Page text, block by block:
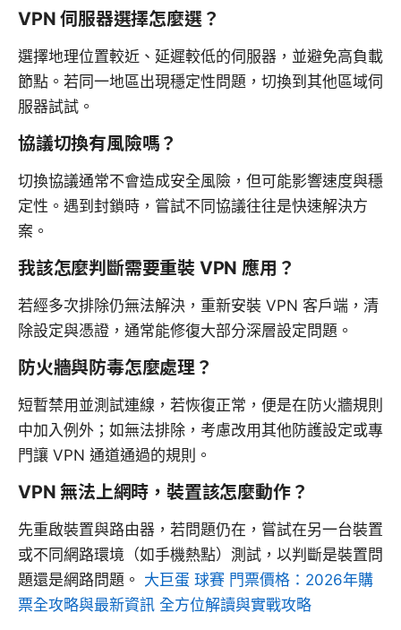
VPN 伺服器選擇怎麼選？
選擇地理位置較近、延遲較低的伺服器，並避免高負載
節點。若同一地區出現穩定性問題，切換到其他區域伺
服器試試。
協議切換有風險嗎？
切換協議通常不會造成安全風險，但可能影響速度與穩
定性。遇到封鎖時，嘗試不同協議往往是快速解決方
案。
我該怎麼判斷需要重裝 VPN 應用？
若經多次排除仍無法解決，重新安裝 VPN 客戶端，清
除設定與憑證，通常能修復大部分深層設定問題。
防火牆與防毒怎麼處理？
短暫禁用並測試連線，若恢復正常，便是在防火牆規則
中加入例外；如無法排除，考慮改用其他防護設定或專
門讓 VPN 通道通過的規則。
VPN 無法上網時，裝置該怎麼動作？
先重啟裝置與路由器，若問題仍在，嘗試在另一台裝置
或不同網路環境（如手機熱點）測試，以判斷是裝置問
題還是網路問題。 大巨蛋 球賽 門票價格：2026年購
票全攻略與最新資訊 全方位解讀與實戰攻略